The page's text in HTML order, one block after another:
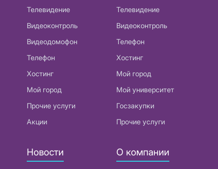
Телевидение
Видеоконтроль
Видеодомофон
Телефон
Хостинг
Мой город
Прочие услуги
Акции
Телевидение
Видеоконтроль
Телефон
Хостинг
Мой город
Мой университет
Госзакупки
Прочие услуги
Новости О компании